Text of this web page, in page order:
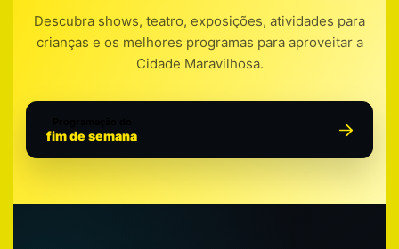
Descubra shows, teatro, exposições, atividades para
crianças e os melhores programas para aproveitar a
Cidade Maravilhosa.
fim de semana